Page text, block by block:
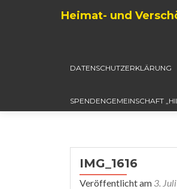
Heimat- und
DATENSCHUTZERKLÄRUNG
SPENDENGEMEINSCHAFT
IMG_1616
Veröffentlicht am 3.